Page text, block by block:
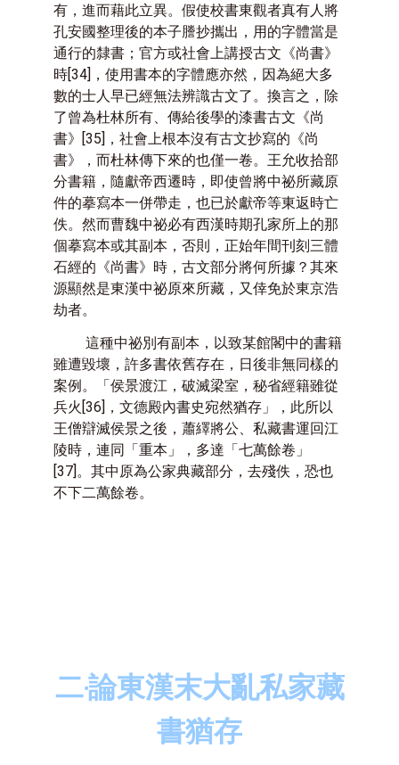
有，進而藉此立異。假使校書東觀者真有人將
孔安國整理後的本子謄抄攜出，用的字體當是
通行的隸書；官方或社會上講授古文《尚書》
時[34] ，使用書本的字體應亦然，因為絕大多
數的士人早已經無法辨識古文了。換言之，除
了曾為杜林所有、傳給後學的漆書古文《尚
書》 [35] ，社會上根本沒有古文抄寫的《尚
書》，而杜林傳下來的也僅一卷。王允收拾部
分書籍，隨獻帝西遷時，即使曾將中祕所藏原
件的摹寫本一併帶走，也已於獻帝等東返時亡
佚。然而曹魏中祕必有西漢時期孔家所上的那
個摹寫本或其副本，否則，正始年間刊刻三體
石經的《尚書》時，古文部分將何所據？其來
源顯然是東漢中祕原來所藏，又倖免於東京浩
劫者。
這種中祕別有副本，以致某館閣中的書籍
雖遭毀壞，許多書依舊存在，日後非無同樣的
案例。「侯景渡江，破滅梁室，秘省經籍雖從
兵火 [36] ，文德殿內書史宛然猶存」，此所以
王僧辯滅侯景之後，蕭繹將公、私藏書運回江
陵時，連同「重本」，多達「七萬餘卷」
[37] 。其中原為公家典藏部分，去殘佚，恐也
不下二萬餘卷。
二‧論東漢末大亂私家藏
書猶存